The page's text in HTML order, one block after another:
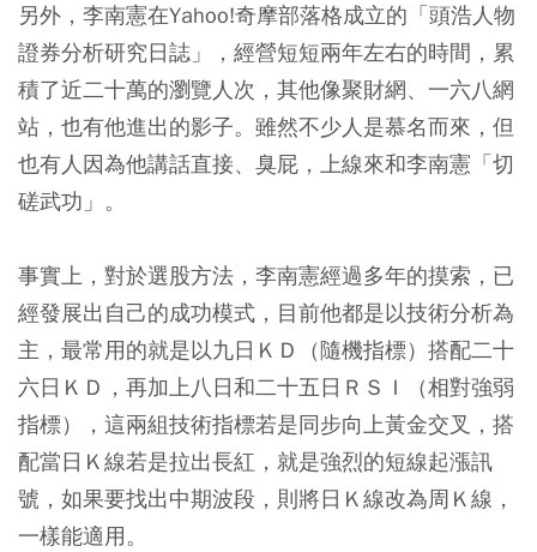
另外，李南憲在Yahoo!奇摩部落格成立的「頭浩人物
證券分析研究日誌」，經營短短兩年左右的時間，累
積了近二十萬的瀏覽人次，其他像聚財網、一六八網
站，也有他進出的影子。雖然不少人是慕名而來，但
也有人因為他講話直接、臭屁，上線來和李南憲「切
磋武功」。
事實上，對於選股方法，李南憲經過多年的摸索，已
經發展出自己的成功模式，目前他都是以技術分析為
主，最常用的就是以九日ＫＤ（隨機指標）搭配二十
六日ＫＤ，再加上八日和二十五日ＲＳＩ（相對強弱
指標），這兩組技術指標若是同步向上黃金交叉，搭
配當日Ｋ線若是拉出長紅，就是強烈的短線起漲訊
號，如果要找出中期波段，則將日Ｋ線改為周Ｋ線，
一樣能適用。